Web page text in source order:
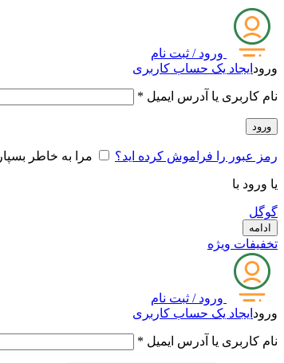
ورود / ثبت نام
ورود ایجاد یک حساب کاربری
نام کاربری یا آدرس ایمیل *
ورود
رمز عبور را فراموش کرده اید؟ مرا به خاطر بسپار
یا ورود با
گوگل
ادامه
تخفیفات ویژه
ورود / ثبت نام
ورود ایجاد یک حساب کاربری
نام کاربری یا آدرس ایمیل *